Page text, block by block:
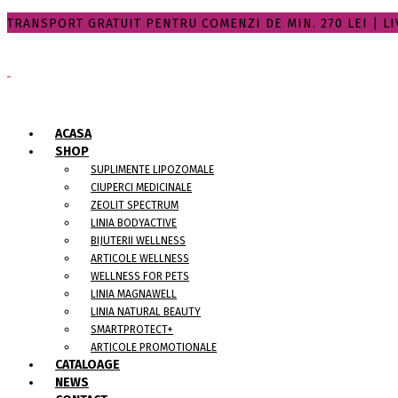
TRANSPORT GRATUIT PENTRU COMENZI DE MIN. 270 LEI |
ACASA
SHOP
SUPLIMENTE LIPOZOMALE
CIUPERCI MEDICINALE
ZEOLIT SPECTRUM
LINIA BODYACTIVE
BIJUTERII WELLNESS
ARTICOLE WELLNESS
WELLNESS FOR PETS
LINIA MAGNAWELL
LINIA NATURAL BEAUTY
SMARTPROTECT+
ARTICOLE PROMOTIONALE
CATALOAGE
NEWS